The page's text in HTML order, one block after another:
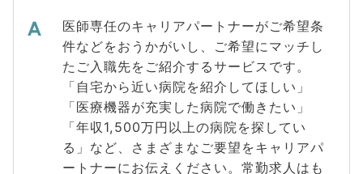
医師専任のキャリアパートナーがご希望条
件などをおうかがいし、ご希望にマッチし
たご入職先をご紹介するサービスです。
「自宅から近い病院を紹介してほしい」
「医療機器が充実した病院で働きたい」
「年収1,500万円以上の病院を探してい
る」など、さまざまなご要望をキャリアパ
ートナーにお伝えください。常勤求人はも